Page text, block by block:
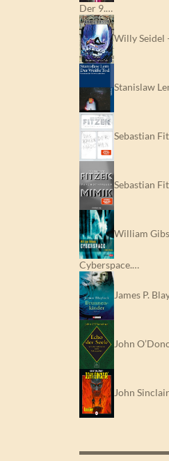
Der 9.…
Willy Seidel
Stanislaw
Sebastian
Sebastian
William
Cyberspace.…
James P.
John
John